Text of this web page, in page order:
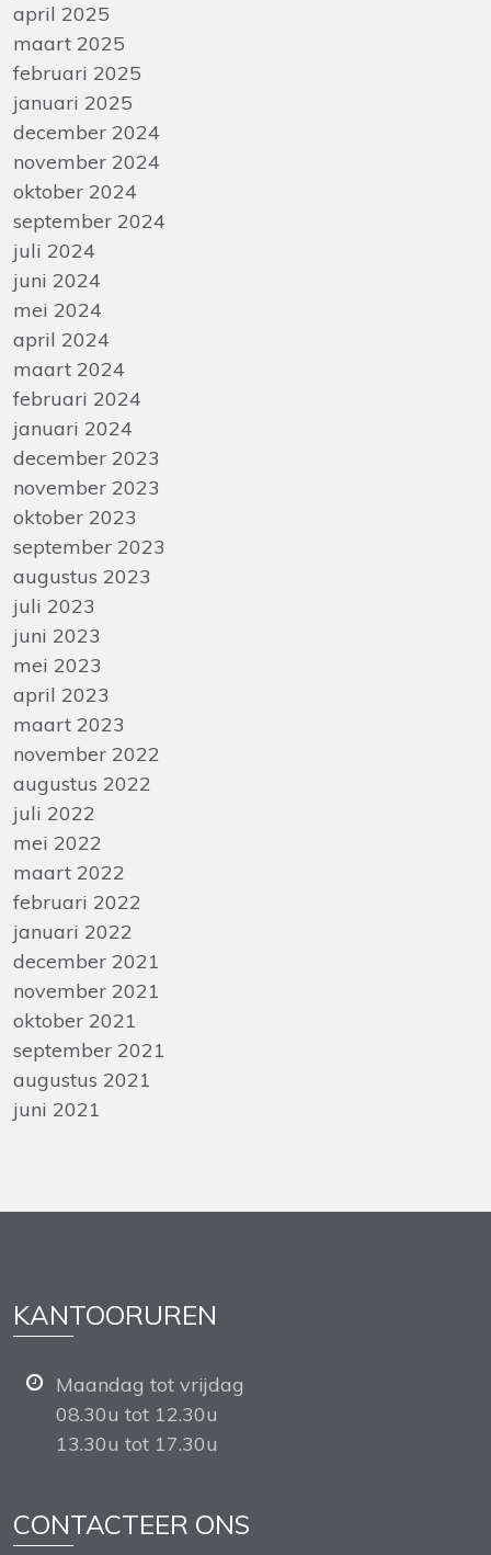
april 2025
maart 2025
februari 2025
januari 2025
december 2024
november 2024
oktober 2024
september 2024
juli 2024
juni 2024
mei 2024
april 2024
maart 2024
februari 2024
januari 2024
december 2023
november 2023
oktober 2023
september 2023
augustus 2023
juli 2023
juni 2023
mei 2023
april 2023
maart 2023
november 2022
augustus 2022
juli 2022
mei 2022
maart 2022
februari 2022
januari 2022
december 2021
november 2021
oktober 2021
september 2021
augustus 2021
juni 2021
KANTOORUREN
Maandag tot vrijdag
08.30u tot 12.30u
13.30u tot 17.30u
CONTACTEER ONS